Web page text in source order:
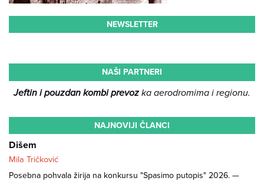
NEWSLETTER
NAŠI PARTNERI
Jeftin i pouzdan kombi prevozka aerodromima i regionu.
NAJNOVIJI ČLANCI
Dišem
Mila Tričković
Posebna pohvala žirija na konkursu "Spasimo putopis" 2026. —